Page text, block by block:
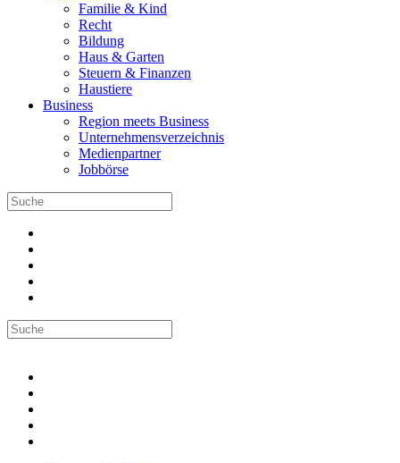
Familie & Kind
Recht
Bildung
Haus & Garten
Steuern & Finanzen
Haustiere
Business
Region meets Business
Unternehmensverzeichnis
Medienpartner
Jobbörse